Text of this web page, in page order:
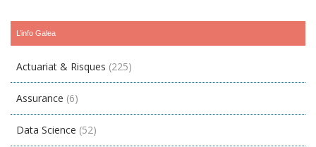
L’info Galea
Actuariat & Risques (225)
Assurance (6)
Data Science (52)